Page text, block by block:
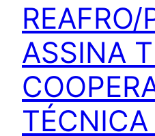
REAFRO/
ASSINA